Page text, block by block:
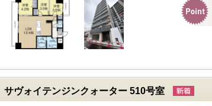
サヴォイテンジンクォーター 510号室